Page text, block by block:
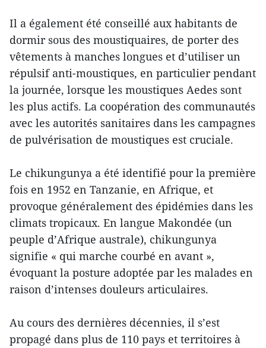
Il a également été conseillé aux habitants de
dormir sous des moustiquaires, de porter des
vêtements à manches longues et d’utiliser un
répulsif anti-moustiques, en particulier pendant
la journée, lorsque les moustiques Aedes sont
les plus actifs. La coopération des communautés
avec les autorités sanitaires dans les campagnes
de pulvérisation de moustiques est cruciale.
Le chikungunya a été identifié pour la première
fois en 1952 en Tanzanie, en Afrique, et
provoque généralement des épidémies dans les
climats tropicaux. En langue Makondée (un
peuple d’Afrique australe), chikungunya
signifie « qui marche courbé en avant »,
évoquant la posture adoptée par les malades en
raison d’intenses douleurs articulaires.
Au cours des dernières décennies, il s’est
propagé dans plus de 110 pays et territoires à